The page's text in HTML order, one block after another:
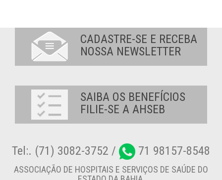
CADASTRE-SE E RECEBA
NOSSA NEWSLETTER
SAIBA OS BENEFÍCIOS
FILIE-SE A AHSEB
Tel:. (71) 3082-3752 / 71 98157-8548
ASSOCIAÇÃO DE HOSPITAIS E SERVIÇOS DE SAÚDE DO